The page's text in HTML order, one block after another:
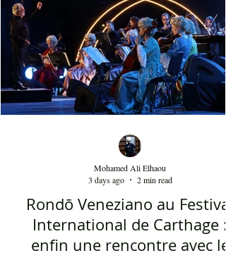
applaudissements sincères. "Ya Loumima"
sans doute, à capturer toute l'ambivalence de
moment précieux grâce à une performance
Mohamed Ali Elhaou
3 days ago
2 min read